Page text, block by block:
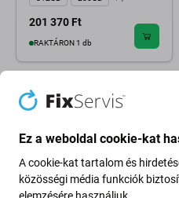
201 370 Ft
RAKTÁRON 1 db
Ez a weboldal cookie-kat
A cookie-kat tartalom és
közösségi média funkciók